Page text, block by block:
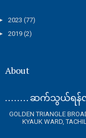
2023 (77)
2019 (2)
About
. . . . . . . . ဆက်သွယ်ရန်လိ
GOLDEN TRIANGLE
KYAUK WARD,